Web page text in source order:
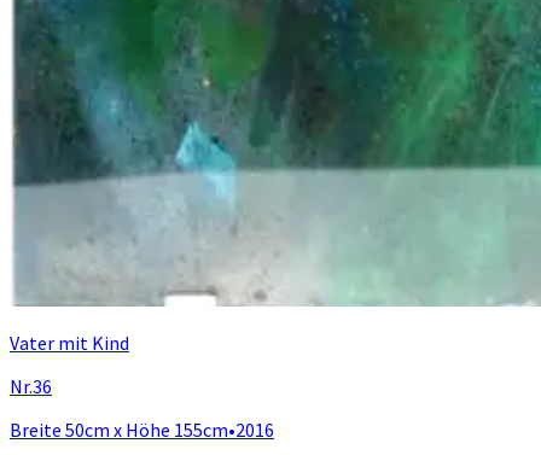
Vater mit Kind
Nr.36
Breite 50cm x Höhe 155cm•2016